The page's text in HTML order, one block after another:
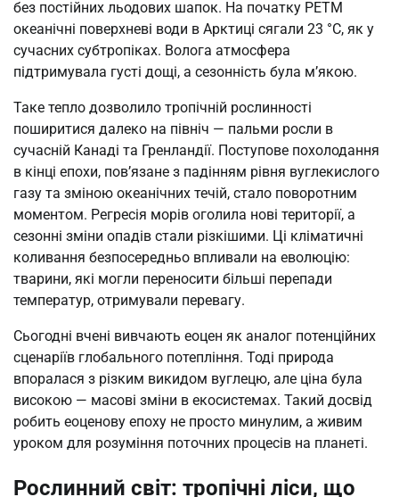
без постійних льодових шапок. На початку PETM
океанічні поверхневі води в Арктиці сягали 23 °C, як у
сучасних субтропіках. Волога атмосфера
підтримувала густі дощі, а сезонність була м’якою.
Таке тепло дозволило тропічній рослинності
поширитися далеко на північ — пальми росли в
сучасній Канаді та Гренландії. Поступове похолодання
в кінці епохи, пов’язане з падінням рівня вуглекислого
газу та зміною океанічних течій, стало поворотним
моментом. Регресія морів оголила нові території, а
сезонні зміни опадів стали різкішими. Ці кліматичні
коливання безпосередньо впливали на еволюцію:
тварини, які могли переносити більші перепади
температур, отримували перевагу.
Сьогодні вчені вивчають еоцен як аналог потенційних
сценаріїв глобального потепління. Тоді природа
впоралася з різким викидом вуглецю, але ціна була
високою — масові зміни в екосистемах. Такий досвід
робить еоценову епоху не просто минулим, а живим
уроком для розуміння поточних процесів на планеті.
Рослинний світ: тропічні ліси, що